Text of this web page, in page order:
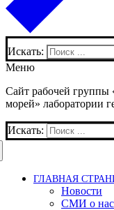
Искать:
Меню
Сайт рабочей группы
морей» лаборатории
Искать:
ГЛАВНАЯ
Новости
СМИ о нас